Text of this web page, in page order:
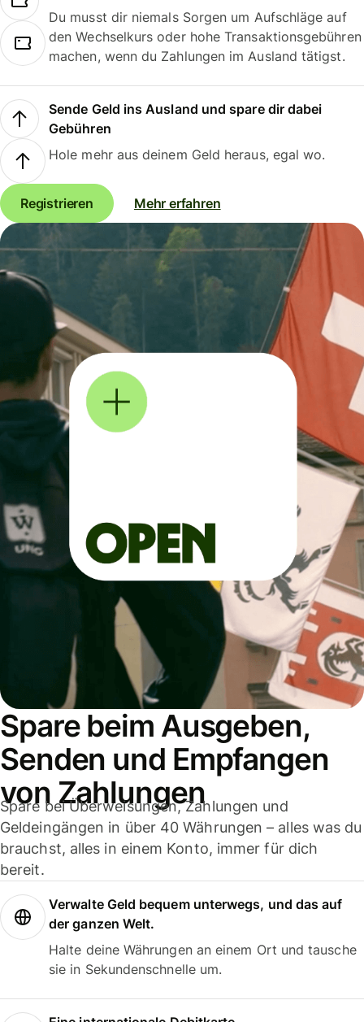
Du musst dir niemals Sorgen um Aufschläge auf
den Wechselkurs oder hohe Transaktionsgebühren
machen, wenn du Zahlungen im Ausland tätigst.
Sende Geld ins Ausland und spare dir dabei
Gebühren
Hole mehr aus deinem Geld heraus, egal wo.
Registrieren Mehr erfahren
Spare beim Ausgeben,
Senden und Empfangen
von Zahlungen
Spare bei Überweisungen, Zahlungen und
Geldeingängen in über 40 Währungen – alles was du
brauchst, alles in einem Konto, immer für dich
bereit.
Verwalte Geld bequem unterwegs, und das auf
der ganzen Welt.
Halte deine Währungen an einem Ort und tausche
sie in Sekundenschnelle um.